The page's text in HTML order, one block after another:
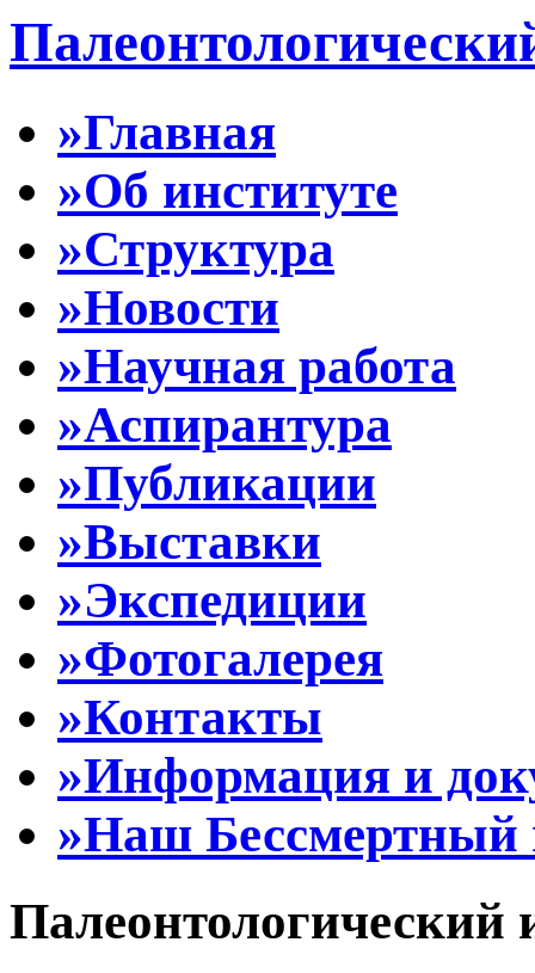
»Главная
»Об институте
»Структура
»Новости
»Научная работа
»Аспирантура
»Публикации
»Выставки
»Экспедиции
»Фотогалерея
»Контакты
»Информация и
»Наш Бессмертный
Палеонтологический